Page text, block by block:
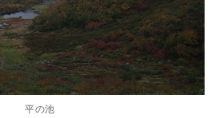
平の池